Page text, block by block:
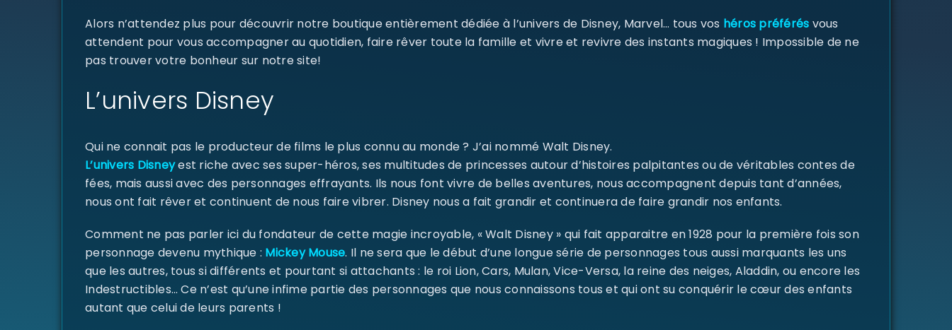
Mot de passe*
Se souvenir de moi
SE CONNECTER
MOT DE PASSE PERDU ?
Alors n’attendez plus pour découvrir notre boutique entièrement dédiée à l’univers de Disney, Marvel… tous vos héros préférés vous
attendent pour vous accompagner au quotidien, faire rêver toute la famille et vivre et revivre des instants magiques ! Impossible de ne
pas trouver votre bonheur sur notre site!
L’univers Disney
Qui ne connait pas le producteur de films le plus connu au monde ? J’ai nommé Walt Disney.
L’univers Disneyest riche avec ses super-héros, ses multitudes de princesses autour d’histoires palpitantes ou de véritables contes de
fées, mais aussi avec des personnages effrayants. Ils nous font vivre de belles aventures, nous accompagnent depuis tant d’années,
nous ont fait rêver et continuent de nous faire vibrer. Disney nous a fait grandir et continuera de faire grandir nos enfants.
Comment ne pas parler ici du fondateur de cette magie incroyable, « Walt Disney » qui fait apparaitre en 1928 pour la première fois son
personnage devenu mythique : Mickey Mouse. Il ne sera que le début d’une longue série de personnages tous aussi marquants les uns
que les autres, tous si différents et pourtant si attachants : le roi Lion, Cars, Mulan, Vice-Versa, la reine des neiges, Aladdin, ou encore les
Indestructibles… Ce n’est qu’une infime partie des personnages que nous connaissons tous et qui ont su conquérir le cœur des enfants
autant que celui de leurs parents !